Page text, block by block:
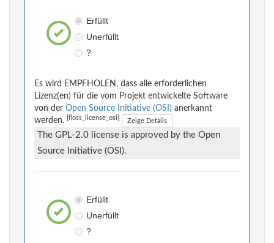
Erfüllt
Unerfüllt
?
Es wird EMPFHOLEN, dass alle erforderlichen
Lizenz(en) für die vom Projekt entwickelte Software
von der Open Source Initiative (OSI) anerkannt
werden.
[floss_license_osi] Zeige Details
The GPL-2.0 license is approved by the Open
Source Initiative (OSI).
Erfüllt
Unerfüllt
?